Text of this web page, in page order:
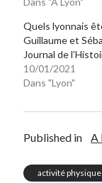
Quels lyonnais
Guillaume et
Journal de
10/01/2021
Dans "Lyon"
Published in A
activité physique